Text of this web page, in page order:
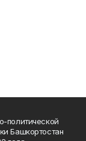
политической
Башкортостан